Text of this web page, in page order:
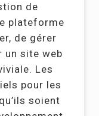
de
plateforme
de gérer
un site web
Les
pour les
soient